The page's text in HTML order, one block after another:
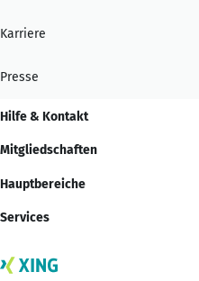
Karriere
Presse
Hilfe & Kontakt
Mitgliedschaften
Hauptbereiche
Services